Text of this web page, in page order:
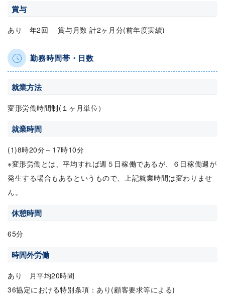
賞与
あり 年2回 賞与月数 計2ヶ月分(前年度実績)
勤務時間帯・日数
就業方法
変形労働時間制(１ヶ月単位）
就業時間
(1)8時20分～17時10分
※変形労働とは、平均すれば週５日稼働であるが、６日稼働週が
発生する場合もあるというもので、上記就業時間は変わりませ
ん。
休憩時間
65分
時間外労働
あり 月平均20時間
36協定における特別条項：あり(顧客要求等による)